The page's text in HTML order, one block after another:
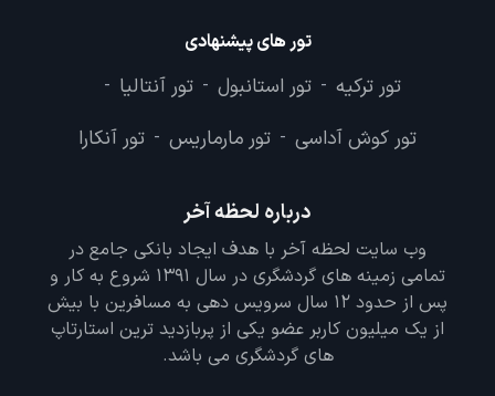
تور های پیشنهادی
تور ترکیه - تور استانبول - تور آنتالیا -
تور کوش آداسی - تور مارماریس - تور آنکارا
درباره لحظه آخر
وب سایت لحظه آخر با هدف ایجاد بانکی جامع در
تمامی زمینه های گردشگری در سال 1391 شروع به کار و
پس از حدود 12 سال سرویس دهی به مسافرین با بیش
از یک میلیون کاربر عضو یکی از پربازدید ترین استارتاپ
های گردشگری می باشد.